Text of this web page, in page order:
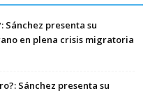
Sánchez presenta su
en plena crisis migratoria
Sánchez presenta su